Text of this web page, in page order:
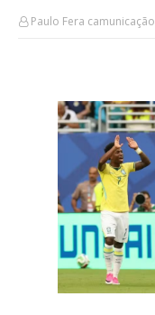
Paulo Fera camunicação